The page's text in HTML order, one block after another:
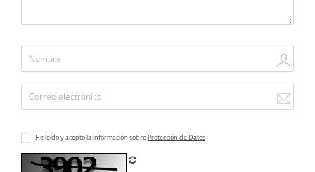
He leído y acepto la información sobre Protección de Datos